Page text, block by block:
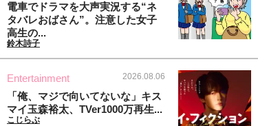
電車でドラマを大声実況する“ネ
タバレおばさん”。注意した女子
高生の...
鈴木詩子
Entertainment 2026.08.06
「俺、マジで向いてないな」キス
マイ玉森裕太、TVer1000万再生...
こじらぶ